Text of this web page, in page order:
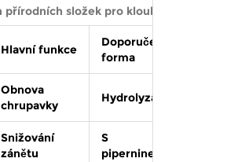
složek pro klouby
Hlavní funkce
Doporučená
forma
Obnova
chrupavky
Hydrolyzát
Snižování
zánětu
S
piperninem